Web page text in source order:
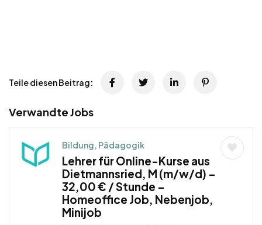
Teile diesen Beitrag:
Verwandte Jobs
Bildung, Pädagogik
Lehrer für Online-Kurse aus
Dietmannsried, M (m/w/d) –
32,00 € / Stunde –
Homeoffice Job, Nebenjob,
Minijob